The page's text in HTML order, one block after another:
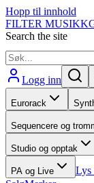
Hopp til innhold
FILTER MUSIKK
Search the site
Logg inn
Eurorack
Sequencere og
Studio og opptak
PA og Live Lys